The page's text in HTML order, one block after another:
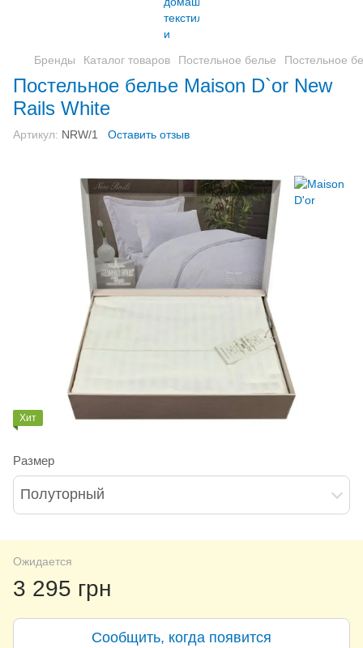
Бренды Каталог товаров Постельное белье Постельное
Постельное белье Maison D`or New
Rails White
Артикул: NRW/1 Оставить отзыв
Хит
Размер
Полуторный
Ожидается
3 295 грн
Сообщить, когда появится